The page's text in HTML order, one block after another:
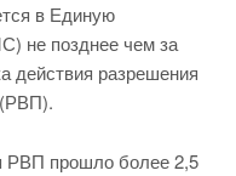
в Единую
не позднее чем за
действия разрешения
РВП прошло более 2,5